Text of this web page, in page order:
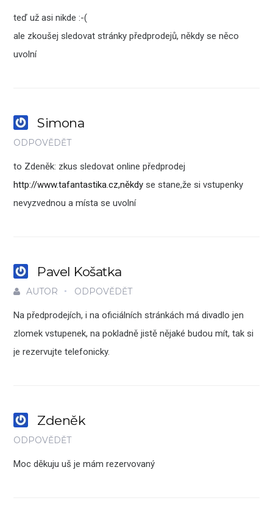
teď už asi nikde :-(
ale zkoušej sledovat stránky předprodejů, někdy se něco
uvolní
Simona
ODPOVĚDĚT
to Zdeněk: zkus sledovat online předprodej
http://www.tafantastika.cz,někdy se stane,že si vstupenky
nevyzvednou a místa se uvolní
Pavel Košatka
AUTOR ODPOVĚDĚT
Na předprodejích, i na oficiálních stránkách má divadlo jen
zlomek vstupenek, na pokladně jistě nějaké budou mít, tak si
je rezervujte telefonicky.
Zdeněk
ODPOVĚDĚT
Moc děkuju uš je mám rezervovaný